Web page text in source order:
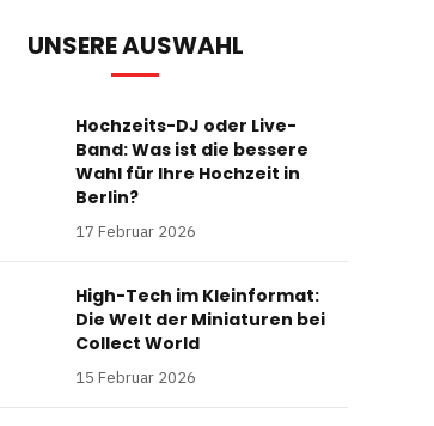
UNSERE AUSWAHL
Hochzeits-DJ oder Live-
Band: Was ist die bessere
Wahl für Ihre Hochzeit in
Berlin?
17 Februar 2026
High-Tech im Kleinformat:
Die Welt der Miniaturen bei
Collect World
15 Februar 2026